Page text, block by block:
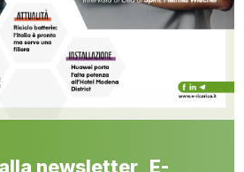
newsletter E-